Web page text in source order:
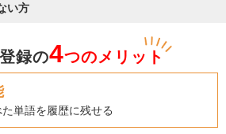
い方
録の4つのメリット
単語を履歴に残せる